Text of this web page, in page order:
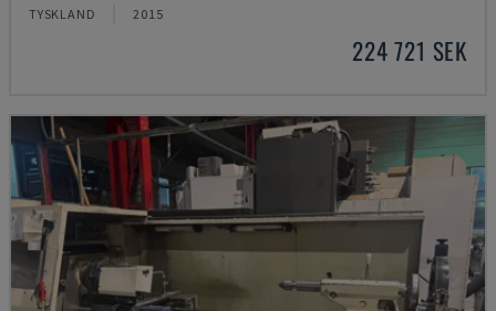
TYSKLAND 2015
224 721 SEK